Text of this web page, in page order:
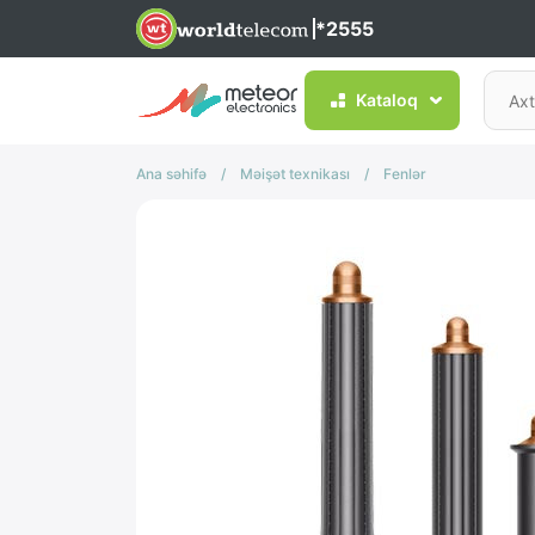
*2555
Kataloq
Ana səhifə / Məişət texnikası / Fenlər